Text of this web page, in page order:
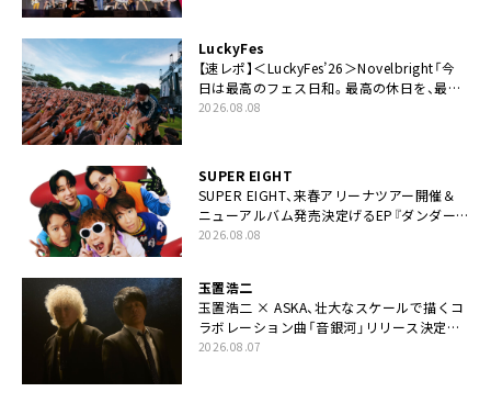
LuckyFes
【速レポ】＜LuckyFes’26＞Novelbright「今
日は最高のフェス日和。最高の休日を、最高
の夏休みを作っていきたい」
2026.08.08
SUPER EIGHT
SUPER EIGHT、来春アリーナツアー開催＆
ニューアルバム発売決定げるEP『ダンダー
ラ』本日リリース
2026.08.08
玉置浩二
玉置浩二 × ASKA、壮大なスケールで描くコ
ラボレーション曲「音銀河」リリース決定。
カップリングには新曲「命の宿り」収録も
2026.08.07